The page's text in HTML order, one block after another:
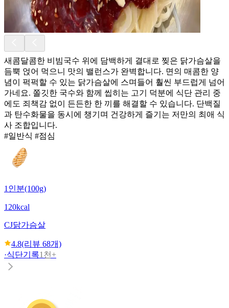
새콤달콤한 비빔국수 위에 담백하게 결대로 찢은 닭가슴살을
듬뿍 얹어 먹으니 맛의 밸런스가 완벽합니다. 면의 매콤한 양
념이 퍽퍽할 수 있는 닭가슴살에 스며들어 훨씬 부드럽게 넘어
가네요. 쫄깃한 국수와 함께 씹히는 고기 덕분에 식단 관리 중
에도 죄책감 없이 든든한 한 끼를 해결할 수 있습니다. 단백질
과 탄수화물을 동시에 챙기며 건강하게 즐기는 저만의 최애 식
사 조합입니다.
#일반식 #점심
1인분(100g)
120kcal
CJ닭가슴살
4.8(리뷰 68개)
·식단기록1천+